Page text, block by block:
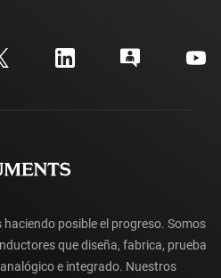
la cuenta myTI
pedidos
posible el progreso. Somos
que diseña, fabrica, prueba
e integrado. Nuestros